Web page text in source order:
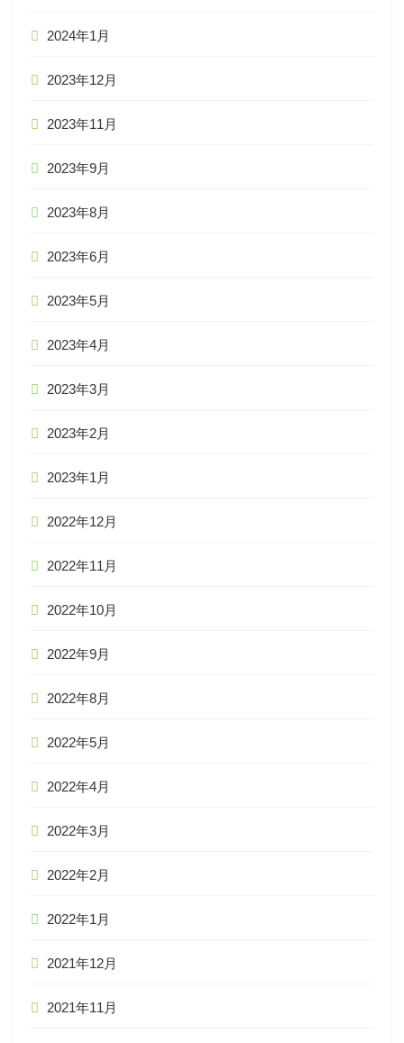
2024年1月
2023年12月
2023年11月
2023年9月
2023年8月
2023年6月
2023年5月
2023年4月
2023年3月
2023年2月
2023年1月
2022年12月
2022年11月
2022年10月
2022年9月
2022年8月
2022年5月
2022年4月
2022年3月
2022年2月
2022年1月
2021年12月
2021年11月